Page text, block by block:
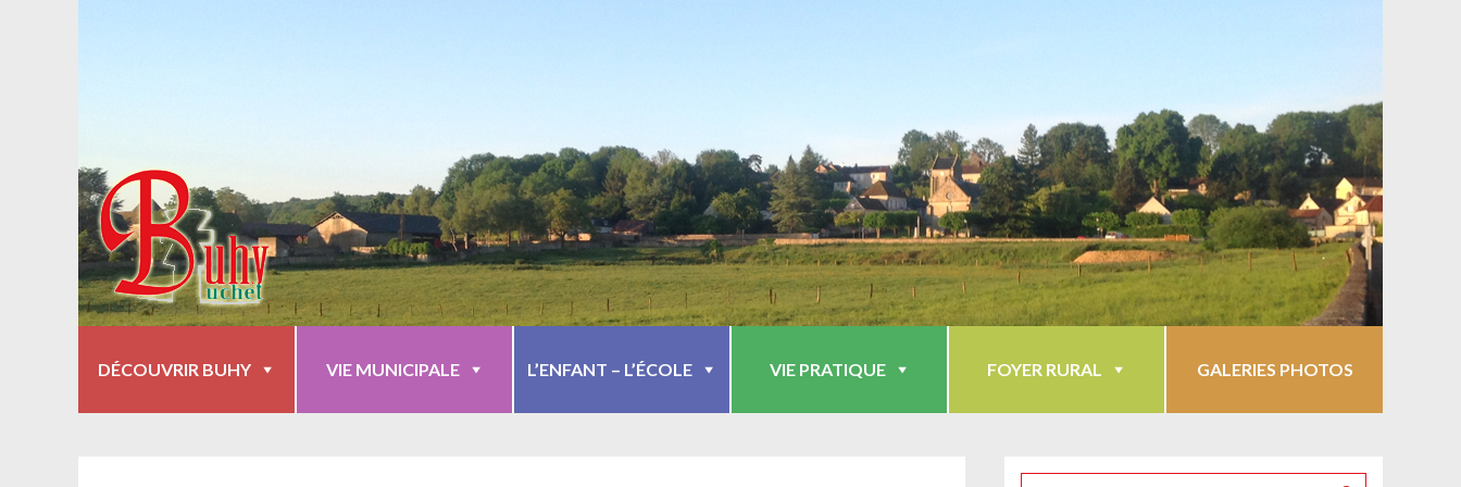
DÉCOUVRIR BUHY VIE MUNICIPALE L’ENFANT – L’ÉCOLE VIE PRATIQUE FOYER RURAL GALERIES PHOTOS